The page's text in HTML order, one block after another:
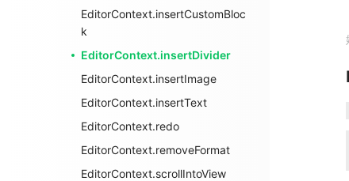
EditorContext.insertCustomBloc
k
EditorContext.insertDivider
EditorContext.insertImage
EditorContext.insertText
EditorContext.redo
EditorContext.removeFormat
EditorContext.scrollIntoView